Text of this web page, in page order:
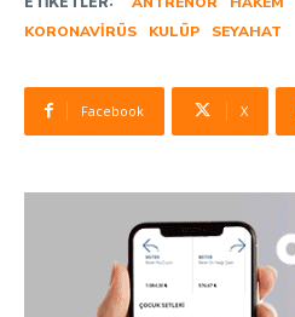
KORONAVIRÜS
KULÜP SEYAHAT
Facebook X